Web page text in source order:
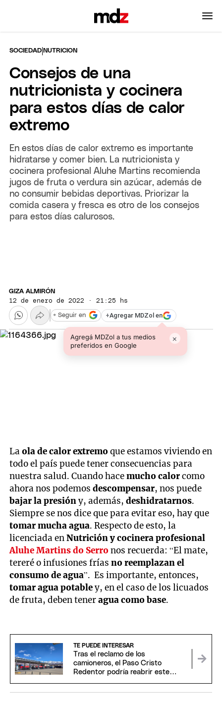
SOCIEDAD |NUTRICION
Consejos de una
nutricionista y cocinera
para estos días de calor
extremo
En estos días de calor extremo es importante
hidratarse y comer bien. La nutricionista y
cocinera profesional Aluhe Martins recomienda
jugos de fruta o verdura sin azúcar, además de
no consumir bebidas deportivas. Priorizar la
comida casera y fresca es otro de los consejos
para estos días calurosos.
GIZA ALMIRÓN
12 de enero de 2022 · 21:25 hs
+Agregar MDZol en
Agregá MDZol a tus medios
preferidos en Google
×
+ Seguir en
Laola de calor extremoque estamos viviendo en
todo el país puede tener consecuencias para
nuestra salud. Cuando hacemucho calorcomo
ahora nos podemosdescompensar, nos puede
bajar la presióny, además,deshidratarnos.
Siempre se nos dice que para evitar eso, hay que
tomar mucha agua. Respecto de esto, la
licenciada enNutrición y cocinera profesional
Aluhe Martins do Serronos recuerda: “El mate,
tereré o infusiones fríasno reemplazan el
consumo de agua”. Es importante, entonces,
tomar agua potabley, en el caso de los licuados
de fruta, deben teneragua como base.
TE PUEDE INTERESAR
Tras el reclamo de los
camioneros, el Paso Cristo
Redentor podría reabrir este